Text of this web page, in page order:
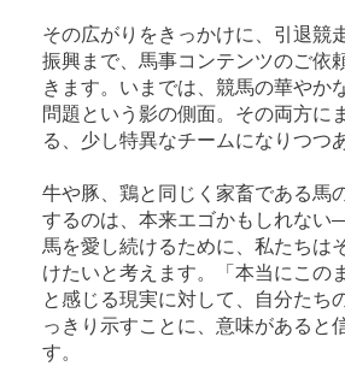
その広がりをきっかけに、引退競
振興まで、馬事コンテンツのご依
きます。いまでは、競馬の華やか
問題という影の側面。その両方に
る、少し特異なチームになりつつ
牛や豚、鶏と同じく家畜である馬
するのは、本来エゴかもしれな
馬を愛し続けるために、私たちは
けたいと考えます。「本当にこの
と感じる現実に対して、自分たち
っきり示すことに、意味があると
す。